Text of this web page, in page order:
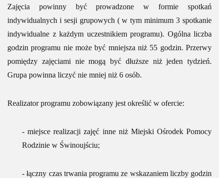
Zajęcia powinny być prowadzone w formie spotkań
indywidualnych i sesji grupowych ( w tym minimum 3 spotkanie
indywidualne z każdym uczestnikiem programu). Ogólna liczba
godzin programu nie może być mniejsza niż 55 godzin. Przerwy
pomiędzy zajęciami nie mogą być dłuższe niż jeden tydzień.
Grupa powinna liczyć nie mniej niż 6 osób.
Realizator programu zobowiązany jest określić w ofercie:
- miejsce realizacji zajęć inne niż Miejski Ośrodek Pomocy
Rodzinie w Świnoujściu;
- łączny czas trwania programu ze wskazaniem liczby godzin